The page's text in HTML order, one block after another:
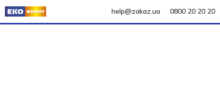
help@zakaz.ua 0800 20 20 20